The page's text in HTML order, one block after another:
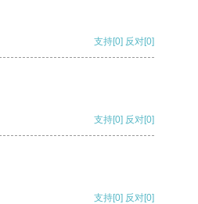
支持[0] 反对[0]
支持[0] 反对[0]
支持[0] 反对[0]